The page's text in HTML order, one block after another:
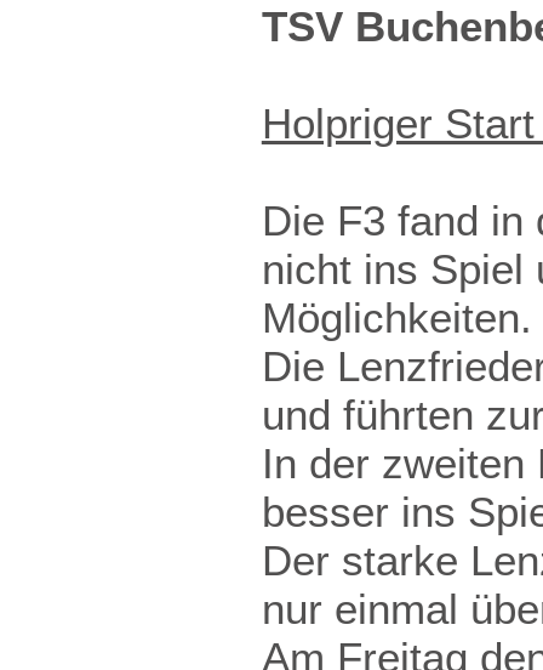
TSV
Holpriger
Die F3 fand in
nicht ins Spiel
Möglichkeiten.
Die
und führten
In der zweiten
besser ins
Der starke
nur einmal
Am Freitag